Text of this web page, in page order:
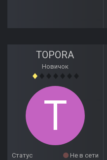
TOPORA
Новичок
Статус
Не в сети